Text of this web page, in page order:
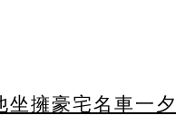
坐擁豪宅名車一夕